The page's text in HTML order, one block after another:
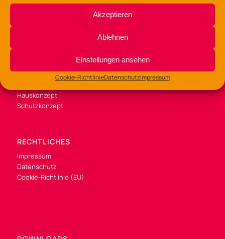
Akzeptieren
Ablehnen
Einstellungen ansehen
Cookie-RichtlinieDatenschutzImpressum
KONZEPTE
Hauskonzept
Schutzkonzept
RECHTLICHES
Impressum
Datenschutz
Cookie-Richtlinie (EU)